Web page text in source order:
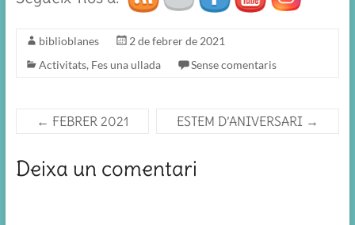
biblioblanes
2 de febrer de 2021
Activitats, Fes una ullada Sense comentaris
← FEBRER 2021 ESTEM D’ANIVERSARI →
Deixa un comentari